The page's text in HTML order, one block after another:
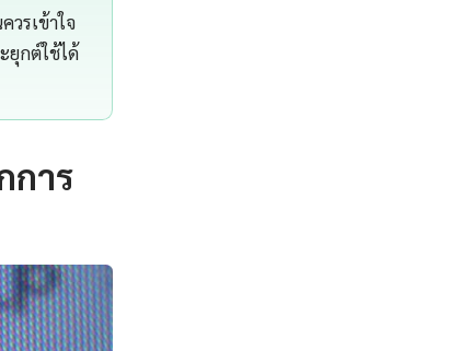
รเข้าใจ
ยุกต์ใช้ได้
การ